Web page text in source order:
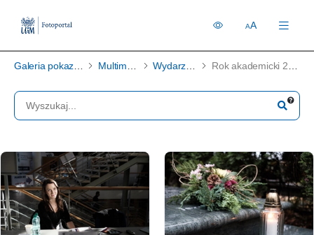
AA
Multimedia Wydarzenia Rok akademicki 2018/2019